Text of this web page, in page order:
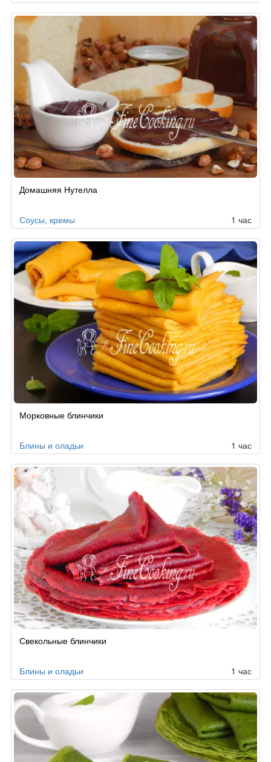
Домашняя Нутелла
Соусы, кремы 1 час
Морковные блинчики
Блины и оладьи 1 час
Свекольные блинчики
Блины и оладьи 1 час